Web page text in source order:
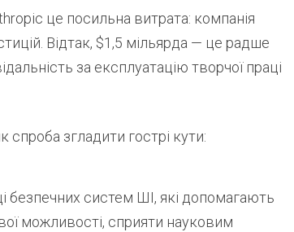
це посильна витрата: компанія
Відтак, $1,5 мільярда — це радше
за експлуатацію творчої праці
спроба згладити гострі кути:
систем ШІ, які допомагають
можливості, сприяти науковим